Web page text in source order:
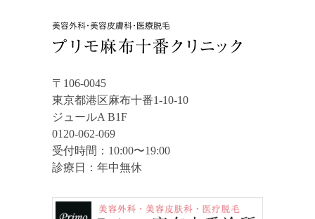
〒106-0045
東京都港区麻布十番1-10-10
ジュールA B1F
0120-062-069
受付時間：10:00〜19:00
診療日：年中無休